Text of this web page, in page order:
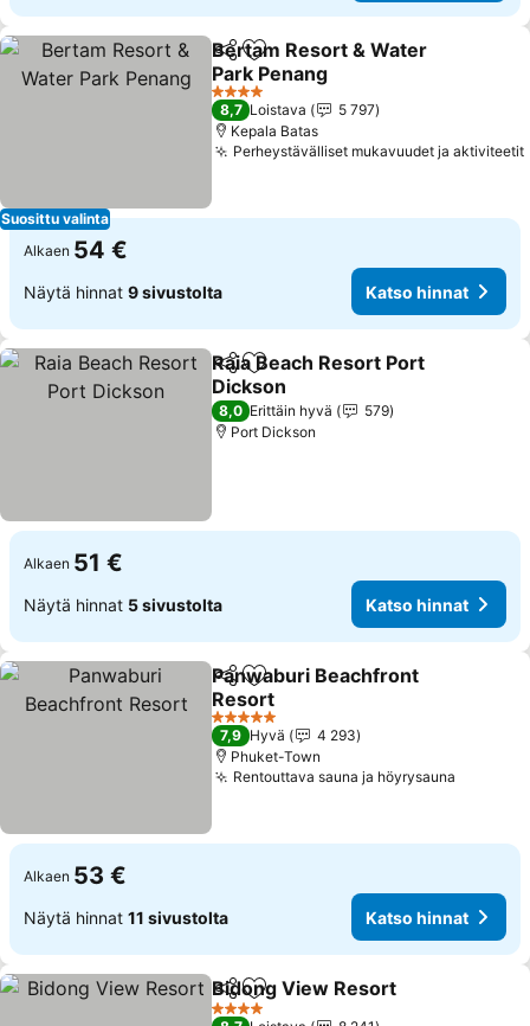
Suosittu valinta
Jaa Lisää suosikkeihin
Bertam Resort & Water
Park Penang
Katso hinnat
4 Tähtiluokitus
8,7 Loistava
5 797
Kepala Batas
Perheystävälliset mukavuudet ja aktiviteetit
Alkaen 54 €
Näytä hinnat 9 sivustolta Katso hinnat
Jaa Lisää suosikkeihin
Raia Beach Resort Port
Dickson
Katso hinnat
8,0 Erittäin hyvä
579
Port Dickson
Alkaen 51 €
Näytä hinnat 5 sivustolta Katso hinnat
Jaa Lisää suosikkeihin
Panwaburi Beachfront
Resort
Katso hinnat
5 Tähtiluokitus
7,9 Hyvä
4 293
Phuket-Town
Rentouttava sauna ja höyrysauna
Alkaen 53 €
Näytä hinnat 11 sivustolta Katso hinnat
Jaa Lisää suosikkeihin
Bidong View Resort
4 Tähtiluokitus